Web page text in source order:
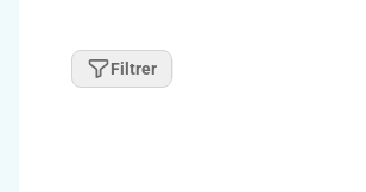
Filtrer